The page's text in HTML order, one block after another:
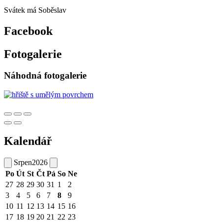
Svátek má Soběslav
Facebook
Fotogalerie
Náhodná fotogalerie
Kalendář
Srpen2026
Po Út St Čt Pá So Ne
27 28 29 30 31 1
2
3
4 5 6 7 8
9
10 11 12 13 14 15 16
17 18 19 20 21 22 23